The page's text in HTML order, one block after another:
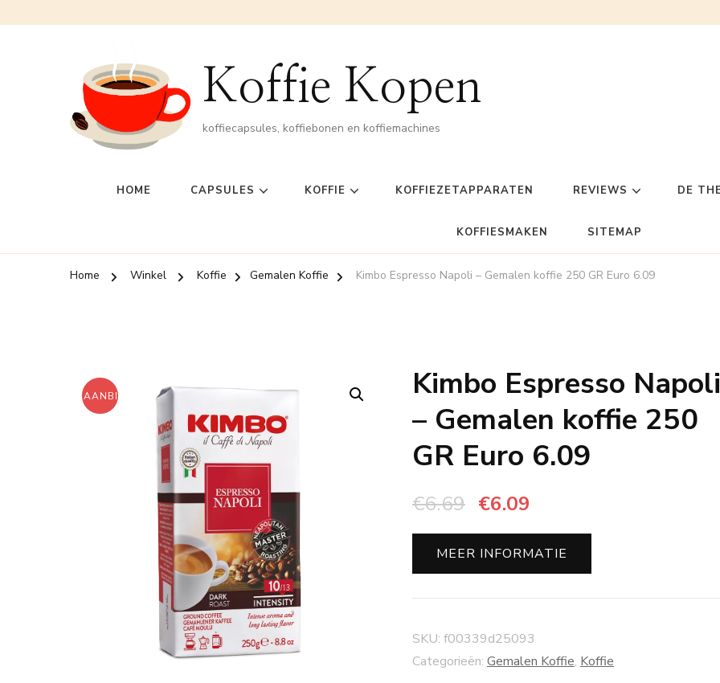
Koffie Kopen
koffiecapsules, koffiebonen en koffiemachines
HOME CAPSULES KOFFIE KOFFIEZETAPPARATEN REVIEWS DE
KOFFIESMAKEN SITEMAP
Home Winkel Koffie Gemalen Koffie Kimbo Espresso Napoli – Gemalen koffie 250 GR Euro 6.09
AANBIEDING!
Kimbo Espresso Napoli
– Gemalen koffie 250
GR Euro 6.09
€6.69 Oorspronkelijke
prijs
was:
€6.69.
€6.09
prijs
is:
€6.09.
MEER INFORMATIE
SKU: f00339d25093
Categorieën: Gemalen Koffie, Koffie